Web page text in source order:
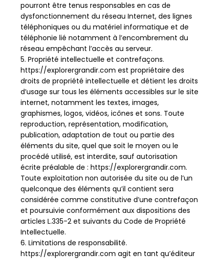
pourront être tenus responsables en cas de
dysfonctionnement du réseau Internet, des lignes
téléphoniques ou du matériel informatique et de
téléphonie lié notamment à l’encombrement du
réseau empêchant l’accès au serveur.
5. Propriété intellectuelle et contrefaçons.
https://explorergrandir.com est propriétaire des
droits de propriété intellectuelle et détient les droits
d’usage sur tous les éléments accessibles sur le site
internet, notamment les textes, images,
graphismes, logos, vidéos, icônes et sons. Toute
reproduction, représentation, modification,
publication, adaptation de tout ou partie des
éléments du site, quel que soit le moyen ou le
procédé utilisé, est interdite, sauf autorisation
écrite préalable de : https://explorergrandir.com.
Toute exploitation non autorisée du site ou de l’un
quelconque des éléments qu’il contient sera
considérée comme constitutive d’une contrefaçon
et poursuivie conformément aux dispositions des
articles L.335-2 et suivants du Code de Propriété
Intellectuelle.
6. Limitations de responsabilité.
https://explorergrandir.com agit en tant qu’éditeur